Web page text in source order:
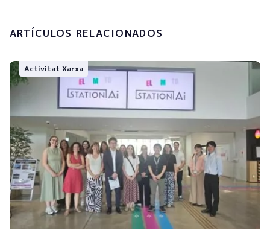
ARTÍCULOS RELACIONADOS
Activitat Xarxa